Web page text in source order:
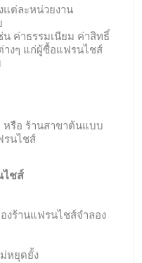
แต่ละหน่วยงาน
น ค่าธรรมเนียม ค่าสิทธิ์
างๆ แก่ผู้ซื้อแฟรนไชส์
หรือ ร้านสาขาต้นแบบ
รนไชส์
ชส์
งร้านแฟรนไชส์จำลอง
หยุดยั้ง